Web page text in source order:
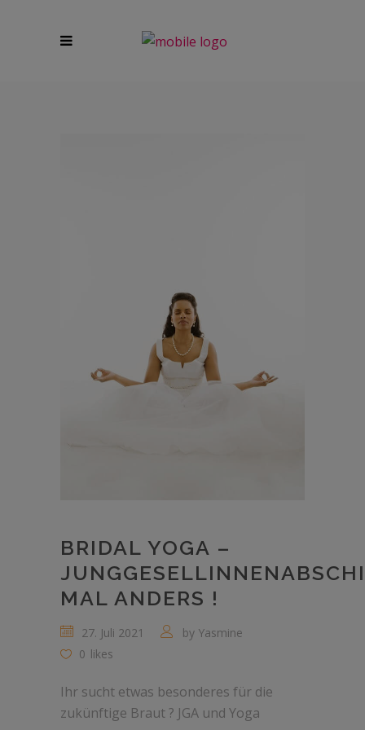
BRIDAL YOGA –
MAL ANDERS !
27. Juli 2021 by Yasmine
0 likes
Ihr sucht etwas besonderes für die
zukünftige Braut ? JGA und Yoga